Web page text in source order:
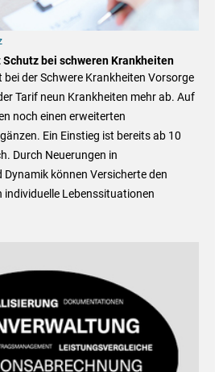
bei schweren Krankheiten
bei der Schwere Krankheiten Vorsorge
Tarif neun Krankheiten mehr ab. Auf
noch einen erweiterten
Ein Einstieg ist bereits ab 10
Durch Neuerungen in
können Versicherte den
individuelle Lebenssituationen